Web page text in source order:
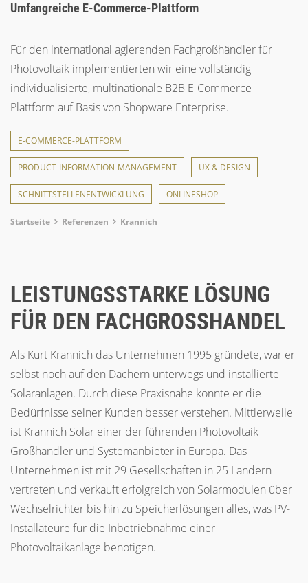
Umfangreiche E-Commerce-Plattform
Für den international agierenden Fachgroßhändler für
Photovoltaik implementierten wir eine vollständig
individualisierte, multinationale B2B E-Commerce
Plattform auf Basis von Shopware Enterprise.
E-COMMERCE-PLATTFORM
PRODUCT-INFORMATION-MANAGEMENT UX & DESIGN
SCHNITTSTELLENENTWICKLUNG ONLINESHOP
Breadcrumb
Startseite Referenzen Krannich
LEISTUNGSSTARKE LÖSUNG
FÜR DEN FACHGROSSHANDEL
Als Kurt Krannich das Unternehmen 1995 gründete, war er
selbst noch auf den Dächern unterwegs und installierte
Solaranlagen. Durch diese Praxisnähe konnte er die
Bedürfnisse seiner Kunden besser verstehen. Mittlerweile
ist Krannich Solar einer der führenden Photovoltaik
Großhändler und Systemanbieter in Europa. Das
Unternehmen ist mit 29 Gesellschaften in 25 Ländern
vertreten und verkauft erfolgreich von Solarmodulen über
Wechselrichter bis hin zu Speicherlösungen alles, was PV-
Installateure für die Inbetriebnahme einer
Photovoltaikanlage benötigen.